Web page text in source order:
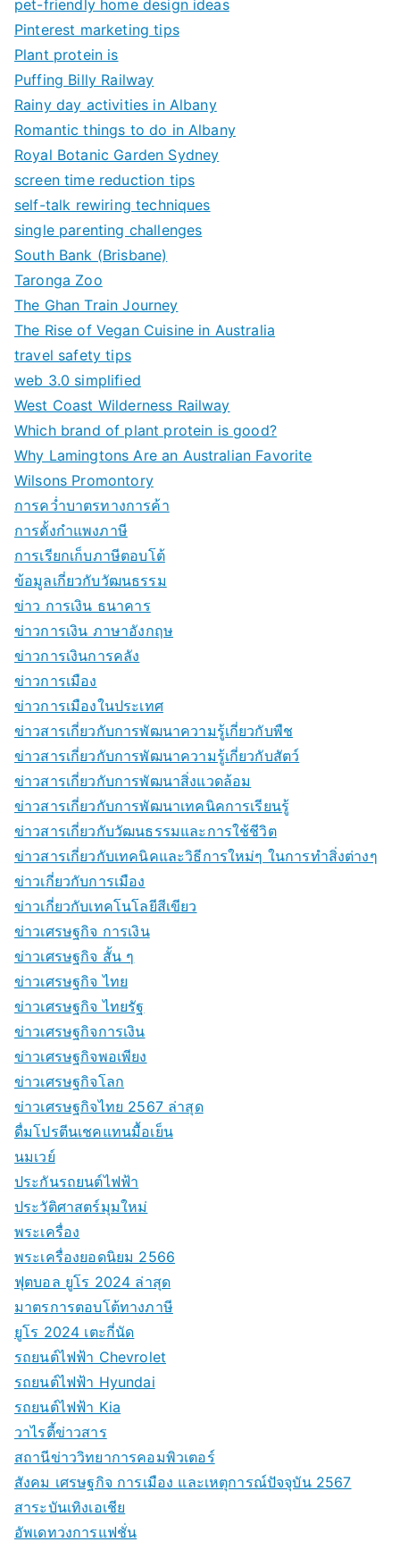
pet-friendly home design ideas
Pinterest marketing tips
Plant protein is
Puffing Billy Railway
Rainy day activities in Albany
Romantic things to do in Albany
Royal Botanic Garden Sydney
screen time reduction tips
self-talk rewiring techniques
single parenting challenges
South Bank (Brisbane)
Taronga Zoo
The Ghan Train Journey
The Rise of Vegan Cuisine in Australia
travel safety tips
web 3.0 simplified
West Coast Wilderness Railway
Which brand of plant protein is good?
Why Lamingtons Are an Australian Favorite
Wilsons Promontory
การคว่ำบาตรทางการค้า
การตั้งกำแพงภาษี
การเรียกเก็บภาษีตอบโต้
ข้อมูลเกี่ยวกับวัฒนธรรม
ข่าว การเงิน ธนาคาร
ข่าวการเงิน ภาษาอังกฤษ
ข่าวการเงินการคลัง
ข่าวการเมือง
ข่าวการเมืองในประเทศ
ข่าวสารเกี่ยวกับการพัฒนาความรู้เกี่ยวกับพืช
ข่าวสารเกี่ยวกับการพัฒนาความรู้เกี่ยวกับสัตว์
ข่าวสารเกี่ยวกับการพัฒนาสิ่งแวดล้อม
ข่าวสารเกี่ยวกับการพัฒนาเทคนิคการเรียนรู้
ข่าวสารเกี่ยวกับวัฒนธรรมและการใช้ชีวิต
ข่าวสารเกี่ยวกับเทคนิคและวิธีการใหม่ๆ ในการทำสิ่งต่างๆ
ข่าวเกี่ยวกับการเมือง
ข่าวเกี่ยวกับเทคโนโลยีสีเขียว
ข่าวเศรษฐกิจ การเงิน
ข่าวเศรษฐกิจ สั้น ๆ
ข่าวเศรษฐกิจ ไทย
ข่าวเศรษฐกิจ ไทยรัฐ
ข่าวเศรษฐกิจการเงิน
ข่าวเศรษฐกิจพอเพียง
ข่าวเศรษฐกิจโลก
ข่าวเศรษฐกิจไทย 2567 ล่าสุด
ดื่มโปรตีนเชคแทนมื้อเย็น
นมเวย์
ประกันรถยนต์ไฟฟ้า
ประวัติศาสตร์มุมใหม่
พระเครื่อง
พระเครื่องยอดนิยม 2566
ฟุตบอล ยูโร 2024 ล่าสุด
มาตรการตอบโต้ทางภาษี
ยูโร 2024 เตะกี่นัด
รถยนต์ไฟฟ้า Chevrolet
รถยนต์ไฟฟ้า Hyundai
รถยนต์ไฟฟ้า Kia
วาไรตี้ข่าวสาร
สถานีข่าววิทยาการคอมพิวเตอร์
สังคม เศรษฐกิจ การเมือง และเหตุการณ์ปัจจุบัน 2567
สาระบันเทิงเอเชีย
อัพเดทวงการแฟชั่น